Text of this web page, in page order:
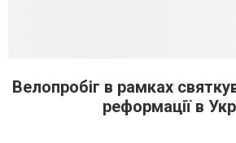
Велопробіг в рамках
реформації в